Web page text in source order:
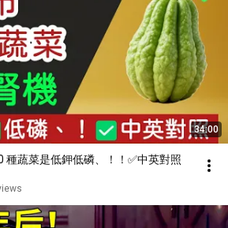
34:00
種蔬菜是低鉀低磷、！！✅中英對照